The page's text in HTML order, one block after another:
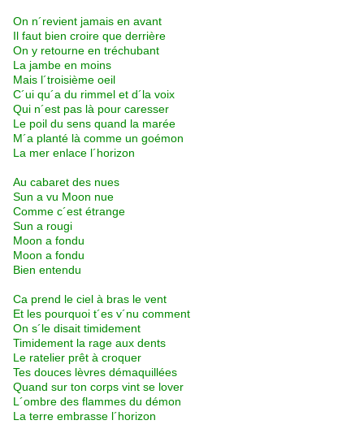
On n´revient jamais en avant
Il faut bien croire que derrière
On y retourne en tréchubant
La jambe en moins
Mais l´troisième oeil
C´ui qu´a du rimmel et d´la voix
Qui n´est pas là pour caresser
Le poil du sens quand la marée
M´a planté là comme un goémon
La mer enlace l´horizon
Au cabaret des nues
Sun a vu Moon nue
Comme c´est étrange
Sun a rougi
Moon a fondu
Moon a fondu
Bien entendu
Ca prend le ciel à bras le vent
Et les pourquoi t´es v´nu comment
On s´le disait timidement
Timidement la rage aux dents
Le ratelier prêt à croquer
Tes douces lèvres démaquillées
Quand sur ton corps vint se lover
L´ombre des flammes du démon
La terre embrasse l´horizon